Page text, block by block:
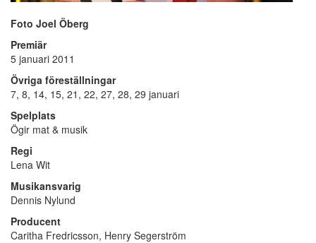
Foto Joel Öberg
Premiär
5 januari 2011
Övriga föreställningar
7, 8, 14, 15, 21, 22, 27, 28, 29 januari
Spelplats
Ögir mat & musik
Regi
Lena Wit
Musikansvarig
Dennis Nylund
Producent
Caritha Fredricsson, Henry Segerström